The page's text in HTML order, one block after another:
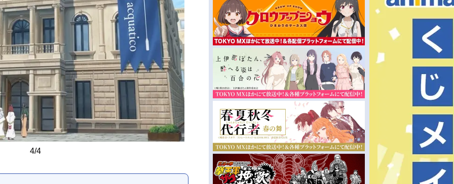
4/4